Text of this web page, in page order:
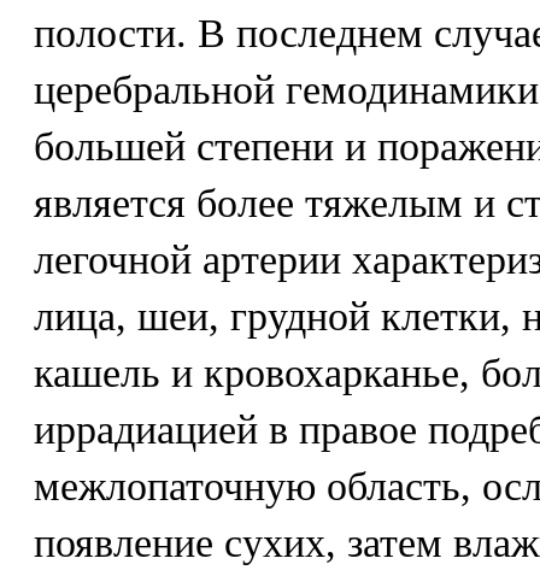
полости. В последнем
церебральной
большей степени и
является более тяжелым и
легочной артерии
лица, шеи, грудной клетки,
кашель и кровохарканье,
иррадиацией в правое
межлопаточную область,
появление сухих, затем